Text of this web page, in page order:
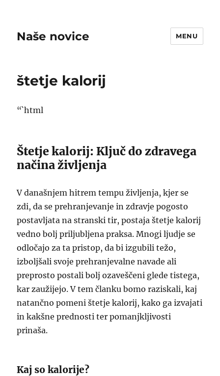
Naše novice MENU
štetje kalorij
“`html
Štetje kalorij: Ključ do zdravega
načina življenja
V današnjem hitrem tempu življenja, kjer se
zdi, da se prehranjevanje in zdravje pogosto
postavljata na stranski tir, postaja štetje kalorij
vedno bolj priljubljena praksa. Mnogi ljudje se
odločajo za ta pristop, da bi izgubili težo,
izboljšali svoje prehranjevalne navade ali
preprosto postali bolj ozaveščeni glede tistega,
kar zaužijejo. V tem članku bomo raziskali, kaj
natančno pomeni štetje kalorij, kako ga izvajati
in kakšne prednosti ter pomanjkljivosti
prinaša.
Kaj so kalorije?